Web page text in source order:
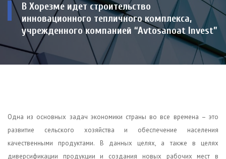
В Хорезме идет строительство
инновационного тепличного комплекса,
учрежденного компанией “Avtosanoat Invest”
Одна из основных задач экономики страны во все времена – это
развитие сельского хозяйства и обеспечение населения
качественными продуктами. В данных целях, а также в целях
диверсификации продукции и создания новых рабочих мест в